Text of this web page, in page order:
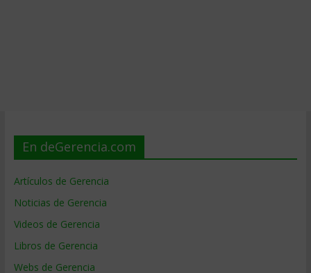
En deGerencia.com
Artículos de Gerencia
Noticias de Gerencia
Videos de Gerencia
Libros de Gerencia
Webs de Gerencia